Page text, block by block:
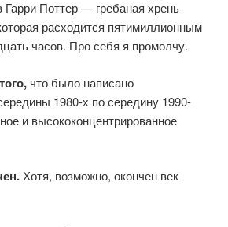
Гарри Поттер — гребаная хрень
расходится пятимиллионным
часов. Про себя я промолчу.
что было написано
1980-х по середину 1990-
и высококонцентрированное
Хотя, возможно, окончен век